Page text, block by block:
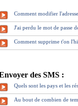
Comment modifier
J'ai perdu le mot de passe
Comment supprime t'on
des SMS :
Quels sont les pays et les
Au bout de combien de